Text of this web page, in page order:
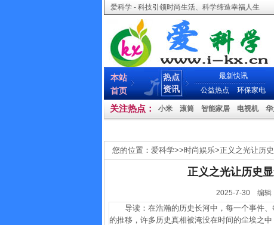
爱科学 - 科技引领时尚生活、科学缔造幸福人生
本站
首页
热点
资讯
最新快讯
公益热点
环保家电
关注热点： 小米 滚筒 智能家居 电视机
您的位置： 爱科学>>时尚娱乐>正义之光让历
正义之光让历史
2025-7-30 编辑
导读：在浩瀚的历史长河中，每一个事件、
的推移，许多历史真相被淹没在时间的尘埃之